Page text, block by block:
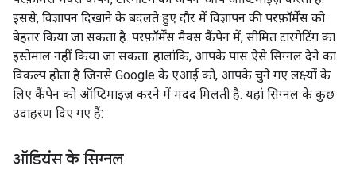
इससे, विज्ञापन दिखाने के बदलते हुए दौर में विज्ञापन की परफ़ॉर्मेंस को
बेहतर किया जा सकता है. परफ़ॉर्मेंस मैक्स कैंपेन में, सीमित टारगेटिंग का
इस्तेमाल नहीं किया जा सकता. हालांकि, आपके पास ऐसे सिग्नल देने का
विकल्प होता है जिनसे Google के एआई को, आपके चुने गए लक्ष्यों के
लिए कैंपेन को ऑप्टिमाइज़ करने में मदद मिलती है. यहां सिग्नल के कुछ
उदाहरण दिए गए हैं:
ऑडियंस के सिग्नल